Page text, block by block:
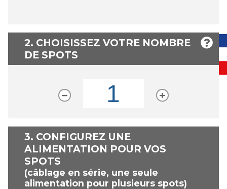
2. CHOISISSEZ VOTRE NOMBRE
DE SPOTS
3. CONFIGUREZ UNE
ALIMENTATION POUR VOS
SPOTS
(câblage en série, une seule
alimentation pour plusieurs spots)